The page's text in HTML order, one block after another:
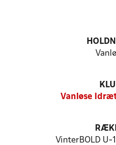
Vanløse
VinterBOLD U-